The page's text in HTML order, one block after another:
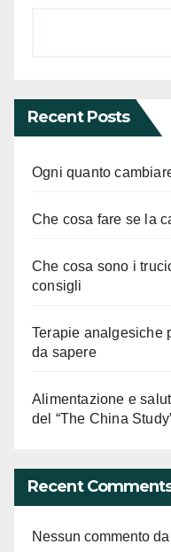
Recent Posts
Ogni quanto
Che cosa fare se la
Che cosa sono i
consigli
Terapie analgesiche
da sapere
Alimentazione e
del “The China
Recent
Nessun commento